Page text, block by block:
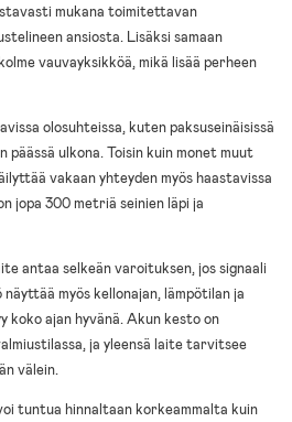
mukana toimitettavan
ansiosta. Lisäksi samaan
vauvayksikköä, mikä lisää perheen
olosuhteissa, kuten paksuseinäisissä
päässä ulkona. Toisin kuin monet muut
vakaan yhteyden myös haastavissa
jopa 300 metriä seinien läpi ja
antaa selkeän varoituksen, jos signaali
myös kellonajan, lämpötilan ja
koko ajan hyvänä. Akun kesto on
ja yleensä laite tarvitsee
välein.
tuntua hinnaltaan korkeammalta kuin